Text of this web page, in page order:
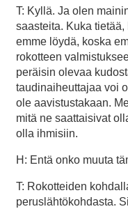
T: Kyllä. Ja olen
saasteita. Kuka
emme löydä, koska
rokotteen
peräisin olevaa
taudinaiheuttajaa voi
ole aavistustakaan.
mitä ne saattaisivat
olla ihmisiin.
H: Entä onko muuta
T: Rokotteiden
peruslähtökohdasta.